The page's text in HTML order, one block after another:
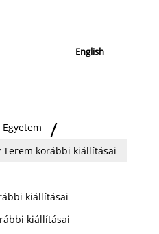
English
Terem korábbi kiállításai
kiállításai
kiállításai